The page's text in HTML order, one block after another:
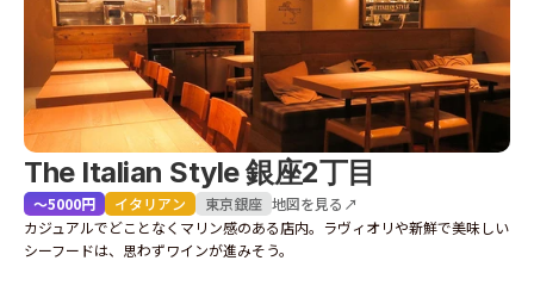
The Italian Style 銀座2丁目
〜5000円 イタリアン 東京銀座 地図を見る↗
カジュアルでどことなくマリン感のある店内。ラヴィオリや新鮮で美味しい
シーフードは、思わずワインが進みそう。